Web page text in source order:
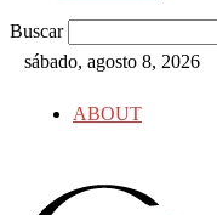
Buscar
sábado, agosto 8, 2026
ABOUT